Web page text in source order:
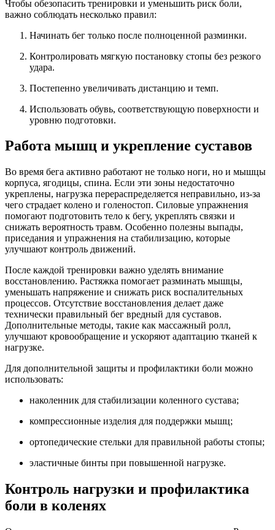
Чтобы обезопасить тренировки и уменьшить риск боли,
важно соблюдать несколько правил:
Начинать бег только после полноценной разминки.
Контролировать мягкую постановку стопы без резкого
удара.
Постепенно увеличивать дистанцию и темп.
Использовать обувь, соответствующую поверхности и
уровню подготовки.
Работа мышц и укрепление суставов
Во время бега активно работают не только ноги, но и мышцы
корпуса, ягодицы, спина. Если эти зоны недостаточно
укреплены, нагрузка перераспределяется неправильно, из-за
чего страдает колено и голеностоп. Силовые упражнения
помогают подготовить тело к бегу, укреплять связки и
снижать вероятность травм. Особенно полезны выпады,
приседания и упражнения на стабилизацию, которые
улучшают контроль движений.
После каждой тренировки важно уделять внимание
восстановлению. Растяжка помогает разминать мышцы,
уменьшать напряжение и снижать риск воспалительных
процессов. Отсутствие восстановления делает даже
технически правильный бег вредный для суставов.
Дополнительные методы, такие как массажный ролл,
улучшают кровообращение и ускоряют адаптацию тканей к
нагрузке.
Для дополнительной защиты и профилактики боли можно
использовать:
наколенник для стабилизации коленного сустава;
компрессионные изделия для поддержки мышц;
ортопедические стельки для правильной работы стопы;
эластичные бинты при повышенной нагрузке.
Контроль нагрузки и профилактика
боли в коленях